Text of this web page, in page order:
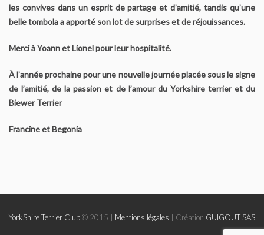
Le standard du Biewer Terrier
Points de Non Confirmation du BT
La morphologie du Biewer Terrier en images
Faire confirmer votre Biewer
Dépistage radiographique – Rotules- Cotations et Tan Biewer
les convives dans un esprit de partage et d’amitié, tandis qu’une
belle tombola a apporté son lot de surprises et de réjouissances.
Merci à Yoann et Lionel pour leur hospitalité.
À l’année prochaine pour une nouvelle journée placée sous le signe
de l’amitié, de la passion et de l’amour du Yorkshire terrier et du
Biewer Terrier
Francine et Begonia
YorkShire Terrier Club© 2015 | Mentions légales | Création GUIGOUT SAS